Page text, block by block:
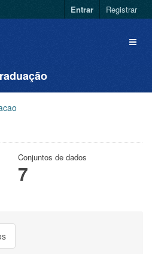
Entrar Registrar
Conjuntos de dados
7